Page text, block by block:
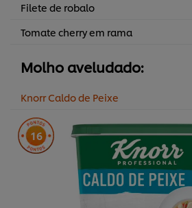
Filete de robalo
Tomate cherry em rama
Molho aveludado:
Knorr Caldo de Peixe
16